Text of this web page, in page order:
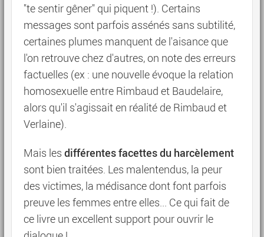
"te sentir gêner" qui piquent !). Certains
messages sont parfois assénés sans subtilité,
certaines plumes manquent de l'aisance que
l'on retrouve chez d'autres, on note des erreurs
factuelles (ex : une nouvelle évoque la relation
homosexuelle entre Rimbaud et Baudelaire,
alors qu'il s'agissait en réalité de Rimbaud et
Verlaine).
Mais les différentes facettes du harcèlement
sont bien traitées. Les malentendus, la peur
des victimes, la médisance dont font parfois
preuve les femmes entre elles... Ce qui fait de
ce livre un excellent support pour ouvrir le